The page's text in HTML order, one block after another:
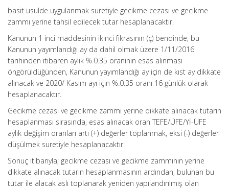
basit usulde uygulanmak suretiyle gecikme cezası ve gecikme
zammı yerine tahsil edilecek tutar hesaplanacaktır.
Kanunun 1 inci maddesinin ikinci fıkrasının (ç) bendinde; bu
Kanunun yayımlandığı ay da dahil olmak üzere 1/11/2016
tarihinden itibaren aylık %.0.35 oranının esas alınması
öngörüldüğünden, Kanunun yayımlandığı ay için de kıst ay dikkate
alınacak ve 2020/ Kasım ayı için %.0.35 oranı 16 günlük olarak
hesaplanacaktır.
Gecikme cezası ve gecikme zammı yerine dikkate alınacak tutarın
hesaplanması sırasında, esas alınacak oran TEFE/ÜFE/Yİ-ÜFE
aylık değişim oranları artı (+) değerler toplanmak, eksi (-) değerler
düşülmek suretiyle hesaplanacaktır.
Sonuç itibarıyla; gecikme cezası ve gecikme zammının yerine
dikkate alınacak tutarın hesaplanmasının ardından, bulunan bu
tutar ile alacak aslı toplanarak yeniden yapılandırılmış olan